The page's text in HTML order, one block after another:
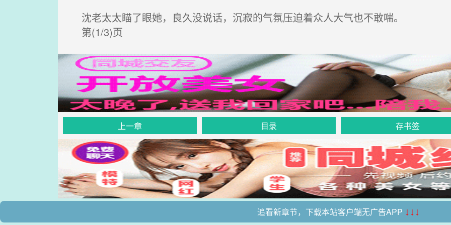
沈老太太瞄了眼她，良久没说话，沉寂的气氛压迫着众人大气也不敢喘。
第(1/3)页
上一章 目录 存书签
追看新章节，下载本站客户端无广告APP ↓↓↓